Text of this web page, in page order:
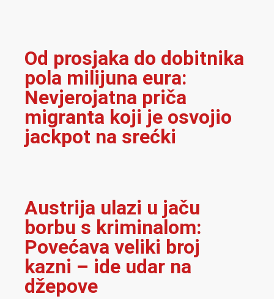
Od prosjaka do dobitnika
pola milijuna eura:
Nevjerojatna priča
migranta koji je osvojio
jackpot na srećki
Austrija ulazi u jaču
borbu s kriminalom:
Povećava veliki broj
kazni – ide udar na
džepove